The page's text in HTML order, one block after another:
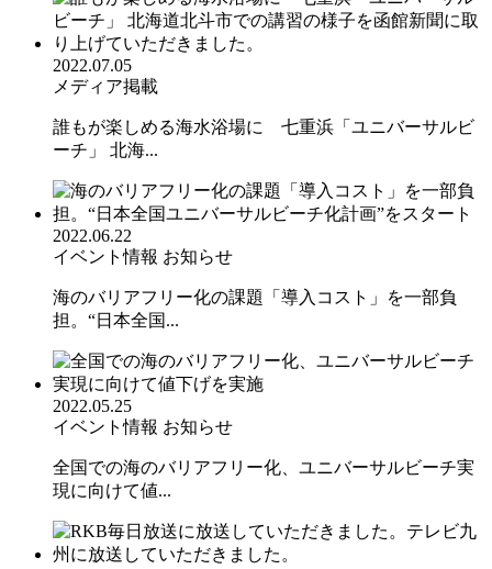
2022.07.05
メディア掲載
誰もが楽しめる海水浴場に 七重浜「ユニバーサルビ
ーチ」 北海...
2022.06.22
イベント情報 お知らせ
海のバリアフリー化の課題「導入コスト」を一部負
担。“日本全国...
2022.05.25
イベント情報 お知らせ
全国での海のバリアフリー化、ユニバーサルビーチ実
現に向けて値...